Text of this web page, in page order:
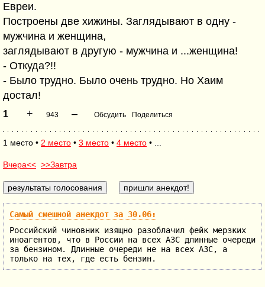
Евреи.
Построены две хижины. Заглядывают в одну -
мужчина и женщина,
заглядывают в другую - мужчина и ...женщина!
- Откуда?!!
- Было трудно. Было очень трудно. Но Хаим
достал!
1 + 943 – Обсудить Поделиться
1 место • 2 место • 3 место • 4 место • ...
Вчера<< >>Завтра
Самый смешной анекдот за 30.06:
Российский чиновник изящно разоблачил фейк мерзких
иноагентов, что в России на всех АЗС длинные очереди
за бензином. Длинные очереди не на всех АЗС, а
только на тех, где есть бензин.